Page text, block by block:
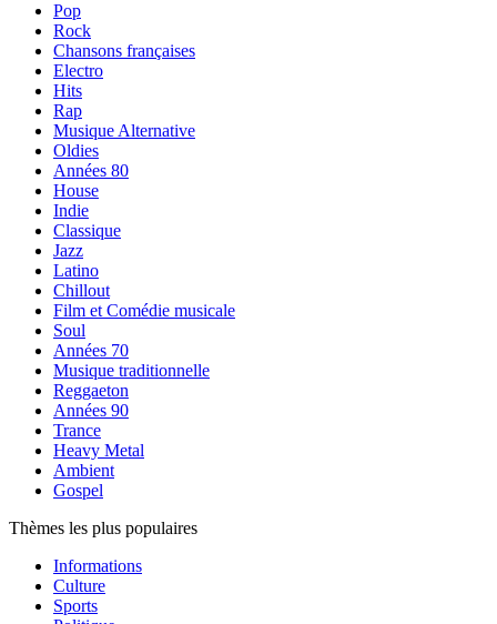
Pop
Rock
Chansons françaises
Electro
Hits
Rap
Musique Alternative
Oldies
Années 80
House
Indie
Classique
Jazz
Latino
Chillout
Film et Comédie musicale
Soul
Années 70
Musique traditionnelle
Reggaeton
Années 90
Trance
Heavy Metal
Ambient
Gospel
Thèmes les plus populaires
Informations
Culture
Sports